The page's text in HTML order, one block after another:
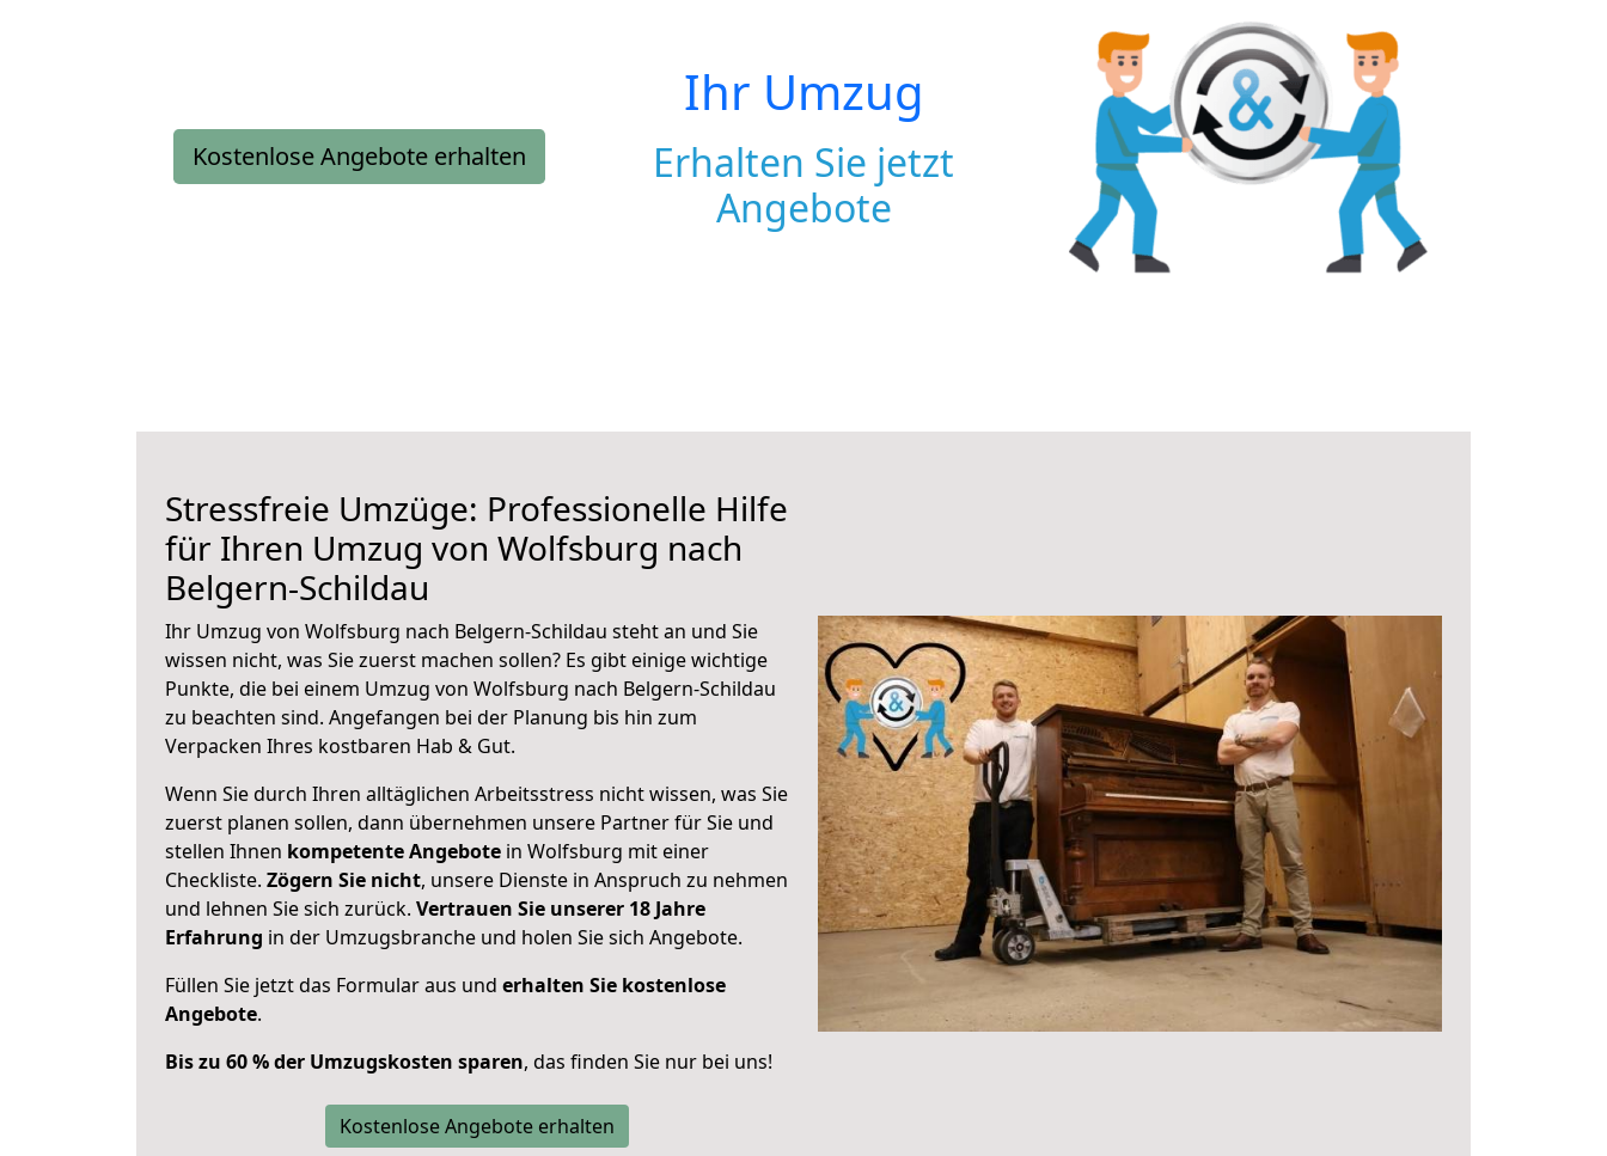
Kostenlose Angebote erhalten
Ihr Umzug
Erhalten Sie jetzt
Angebote
Stressfreie Umzüge: Professionelle Hilfe
für Ihren Umzug von Wolfsburg nach
Belgern-Schildau
Ihr Umzug von Wolfsburg nach Belgern-Schildau steht an und Sie
wissen nicht, was Sie zuerst machen sollen? Es gibt einige wichtige
Punkte, die bei einem Umzug von Wolfsburg nach Belgern-Schildau
zu beachten sind. Angefangen bei der Planung bis hin zum
Verpacken Ihres kostbaren Hab & Gut.
Wenn Sie durch Ihren alltäglichen Arbeitsstress nicht wissen, was Sie
zuerst planen sollen, dann übernehmen unsere Partner für Sie und
stellen Ihnen kompetente Angebote in Wolfsburg mit einer
Checkliste. Zögern Sie nicht, unsere Dienste in Anspruch zu nehmen
und lehnen Sie sich zurück. Vertrauen Sie unserer 18 Jahre
Erfahrung in der Umzugsbranche und holen Sie sich Angebote.
Füllen Sie jetzt das Formular aus und erhalten Sie kostenlose
Angebote.
Bis zu 60 % der Umzugskosten sparen, das finden Sie nur bei uns!
Kostenlose Angebote erhalten